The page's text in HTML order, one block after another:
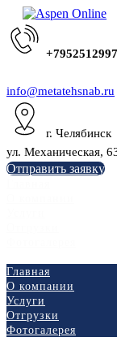
info@metatehsnab.ru
г. Челябинск
ул. Механическая,
Отправить заявку
Главная
О компании
Услуги
Отгрузки
Фотогалерея